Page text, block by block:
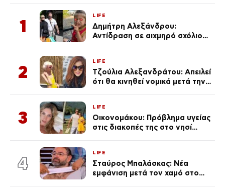
1
LIFE
Δημήτρη Αλεξάνδρου:
Αντίδραση σε αιχμηρό σχόλιο
2
LIFE
Τζούλια Αλεξανδράτου: Απειλεί
ότι θα κινηθεί νομικά μετά την
3
LIFE
Οικονομάκου: Πρόβλημα υγείας
στις διακοπές της στο νησί
4
LIFE
Σταύρος Μπαλάσκας: Νέα
εμφάνιση μετά τον χαμό στο